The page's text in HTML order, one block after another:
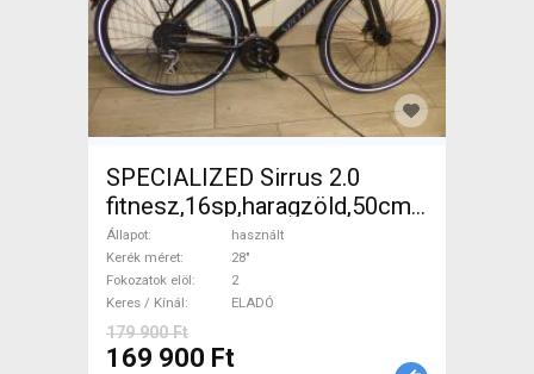
SPECIALIZED Sirrus 2.0
fitnesz,16sp,haragzöld,50cm,újszerű
Trekking/cross tárcsafék
használt ELADÓ
Állapot
használt
Kerék méret
28"
Fokozatok elöl
2
Keres / Kínál
ELADÓ
179 900 Ft
169 900 Ft